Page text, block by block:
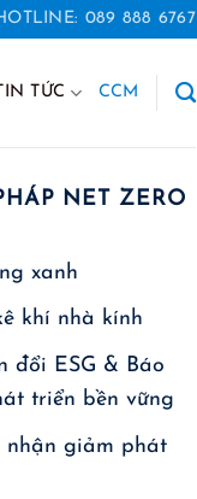
089 888 6767
TỨC CCM
NET ZERO
xanh
khí nhà kính
đổi ESG & Báo
triển bền vững
nhận giảm phát